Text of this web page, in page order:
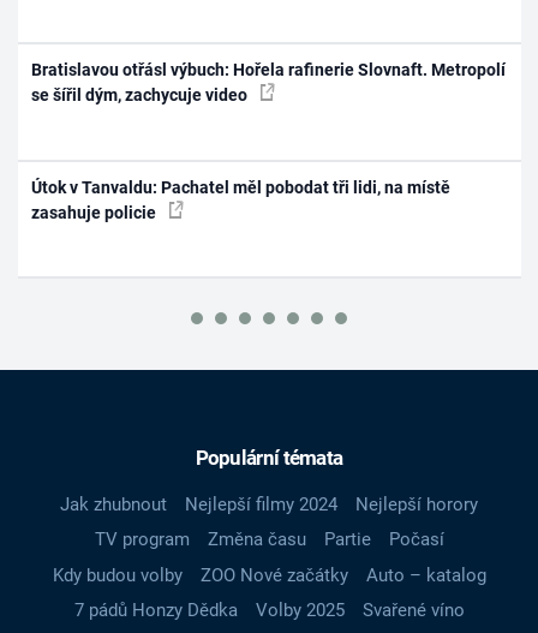
Bratislavou otřásl výbuch: Hořela rafinerie Slovnaft. Metropolí
se šířil dým, zachycuje video
Útok v Tanvaldu: Pachatel měl pobodat tři lidi, na místě
zasahuje policie
Populární témata
Jak zhubnout Nejlepší filmy 2024
Nejlepší horory
TV program
Změna času Partie
Počasí
Kdy budou volby
ZOO Nové začátky
Auto – katalog
7 pádů Honzy Dědka
Volby 2025
Svařené víno